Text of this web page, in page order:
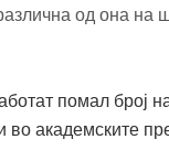
од она на
помал број
во академските